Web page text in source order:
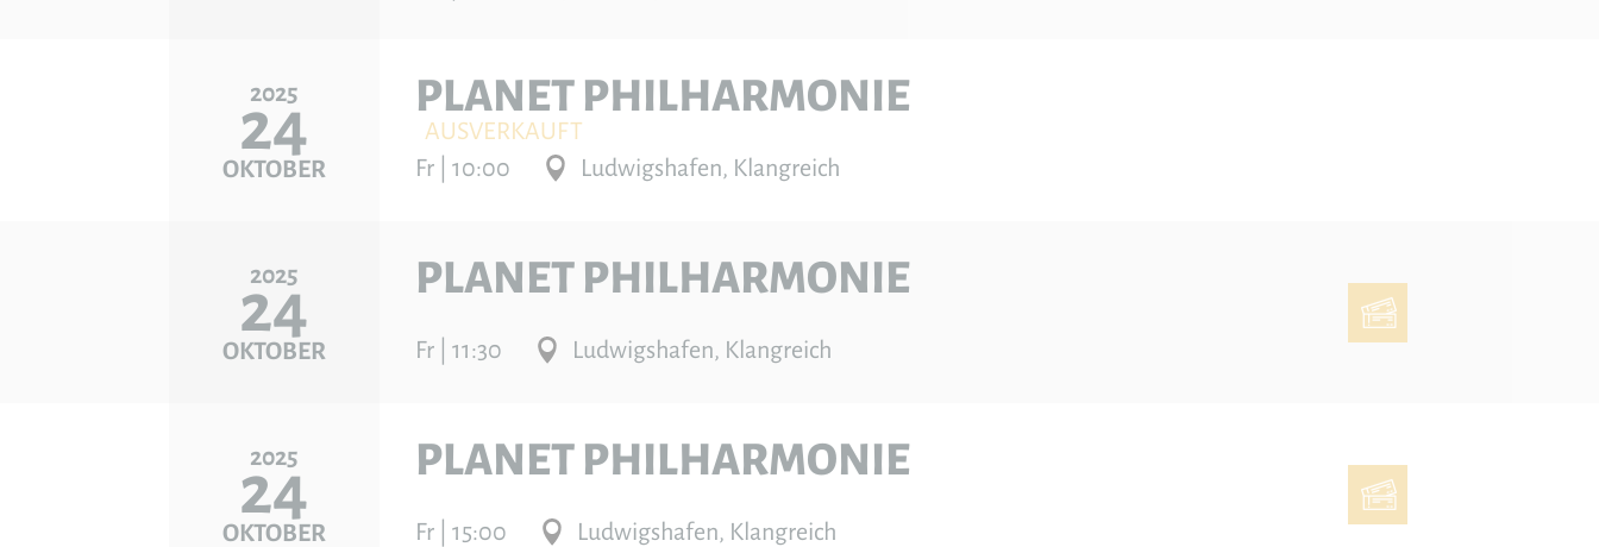
24
OKTOBER
2025 PLANET PHILHARMONIE
AUSVERKAUFT
Fr | 10:00
Ludwigshafen, Klangreich
24
OKTOBER
2025 PLANET PHILHARMONIE
Fr | 11:30 Ludwigshafen, Klangreich
24
OKTOBER
2025 PLANET PHILHARMONIE
Fr | 15:00 Ludwigshafen, Klangreich